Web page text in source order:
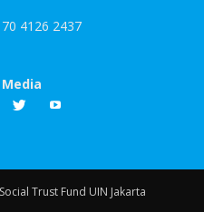
4126 2437
Trust Fund UIN Jakarta